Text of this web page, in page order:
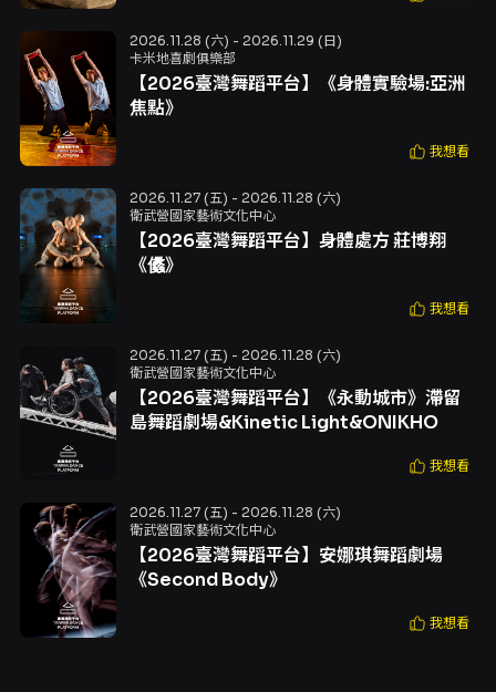
2026.11.28 (六) - 2026.11.29 (日)
卡米地喜劇俱樂部
【2026臺灣舞蹈平台】《身體實驗場:亞洲
焦點》
我想看
2026.11.27 (五) - 2026.11.28 (六)
衛武營國家藝術文化中心
【2026臺灣舞蹈平台】身體處方 莊博翔
《㒩》
我想看
2026.11.27 (五) - 2026.11.28 (六)
衛武營國家藝術文化中心
【2026臺灣舞蹈平台】《永動城市》滯留
島舞蹈劇場&Kinetic Light&ONIKHO
我想看
2026.11.27 (五) - 2026.11.28 (六)
衛武營國家藝術文化中心
【2026臺灣舞蹈平台】安娜琪舞蹈劇場
《Second Body》
我想看